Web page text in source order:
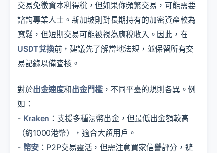
交易免徵資本利得稅，但如果你頻繁交易，可能需要
諮詢專業人士。新加坡則對長期持有的加密資產較為
寬鬆，但短期交易可能被視為應稅收入。因此，在
USDT兌換前，建議先了解當地法規，並保留所有交
易記錄以備查核。
對於出金速度和出金門檻 ，不同平臺的規則各異。例
如：
- Kraken ：支援多種法幣出金，但最低出金額較高
（約1000港幣），適合大額用戶。
- 幣安 ：P2P交易靈活，但需注意買家信譽評分，避